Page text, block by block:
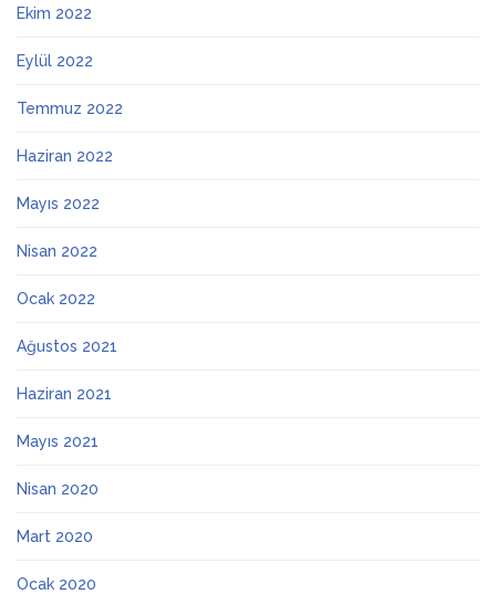
Ekim 2022
Eylül 2022
Temmuz 2022
Haziran 2022
Mayıs 2022
Nisan 2022
Ocak 2022
Ağustos 2021
Haziran 2021
Mayıs 2021
Nisan 2020
Mart 2020
Ocak 2020